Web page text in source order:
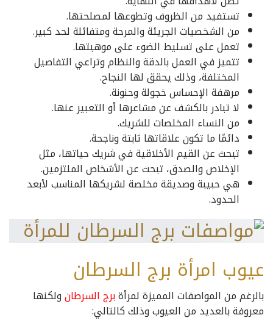
تستفيد من الظروف وتطوعها لمصلحتها.
من الشخصيات الجريئة والمرحة ومتفائلة لحد كبير.
تعمل على تسليط الضوء على موهبتها.
تتميز في العمل بالدقة والنظام وتراعي التفاصيل
المختلفة، وذلك يحقق لها النجاح.
مرهفة الإحساس خجولة وحنونة.
لا تبادر بالكشف عن مشاعرها أو التعبير عنها.
من النساء المخلصات للشريك.
دائمًا ما تكون علاقاتها ثابتة وناجحة.
تبحث عن القيم الأخلاقية في شريك حياتها، مثل
الإخلاص والصدق، تبحث عن الأشخاص الملتزمين.
هي حبيبة وصديقة مخلصة لشريكها المناسب لأبعد
الحدود.
عيوب امرأة برج السرطان
بالرغم من المواصفات المميزة لمرأةبرج السرطانولكنها
معروفة بالعديد من العيوب وذلك كالتالي: